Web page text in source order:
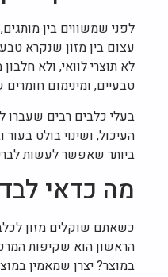
לפני שמשווים בין
עצום בין מזון שנקרא
לא תוצרי לוואי, ולא
טבעיים, ומינימום
בעלי כלבים רבים שעברו
העיכול, ושינוי בולט
ביותר שאפשר לעשות
מה כדאי
כשאתם שוקלים מזון
הראשון הוא שקיפות
במוצר? יצרן שמאמין